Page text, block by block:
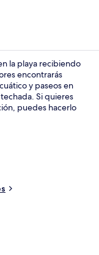
la playa recibiendo
encontrarás
y paseos en
Si quieres
puedes hacerlo
sirve cocina europea
La propiedad
y su tina de
de las amenidades y